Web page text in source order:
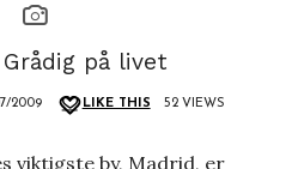
på livet
2009 LIKE THIS 52 VIEWS
viktigste by, Madrid, er